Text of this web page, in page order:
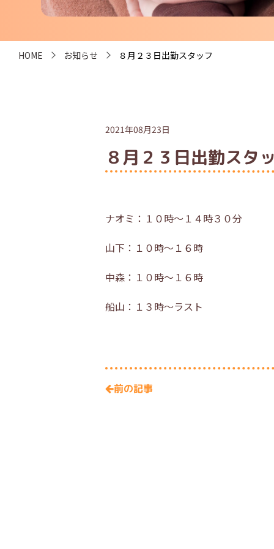
HOME お知らせ ８月２３日出勤スタッフ
2021年08月23日
８月２３日出勤スタ
ナオミ：１０時～１４時３０分
山下：１０時～１６時
中森：１０時～１６時
船山：１３時～ラスト
前の記事